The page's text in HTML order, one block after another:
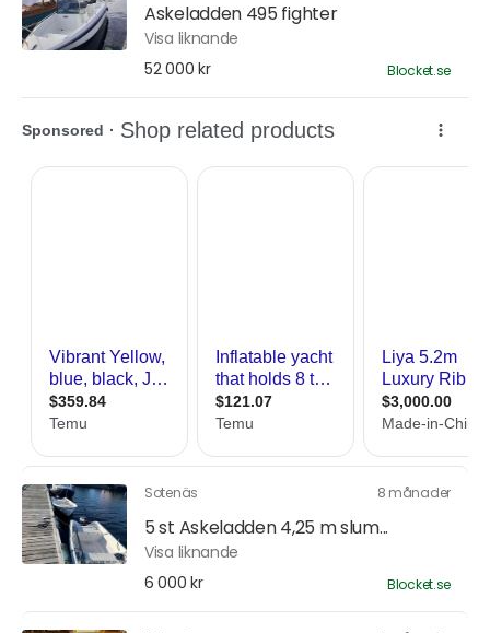
Askeladden 495 fighter
Visa liknande
52 000 kr
Blocket.se
Sotenäs 8 månader
5 st Askeladden 4,25 m slum...
Visa liknande
6 000 kr
Blocket.se